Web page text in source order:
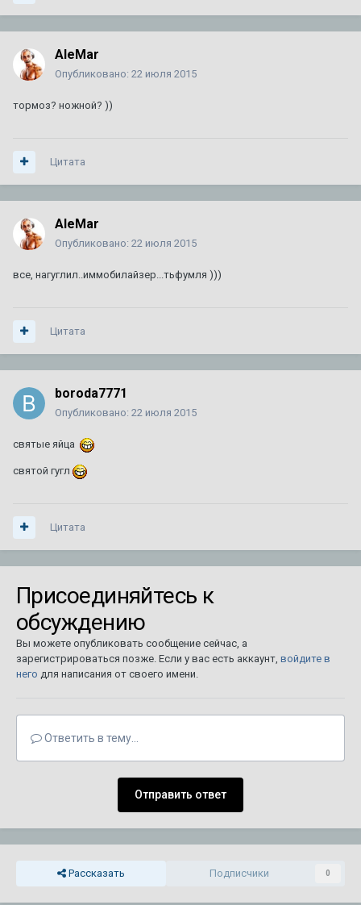
AleMar
Опубликовано: 22 июля 2015
тормоз? ножной? ))
Цитата
AleMar
Опубликовано: 22 июля 2015
все, нагуглил..иммобилайзер...тьфумля )))
Цитата
boroda7771
Опубликовано: 22 июля 2015
святые яйца
святой гугл
Цитата
Присоединяйтесь к
обсуждению
Вы можете опубликовать сообщение сейчас, а
зарегистрироваться позже. Если у вас есть аккаунт, войдите в
него для написания от своего имени.
Ответить в тему...
Отправить ответ
Рассказать Подписчики 0